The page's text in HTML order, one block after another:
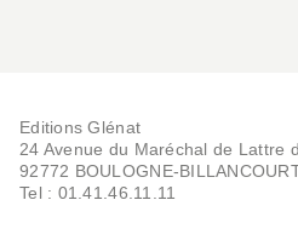
Editions Glénat
24 Avenue du Maréchal de Lattre
92772 BOULOGNE-
Tel : 01.41.46.11.11